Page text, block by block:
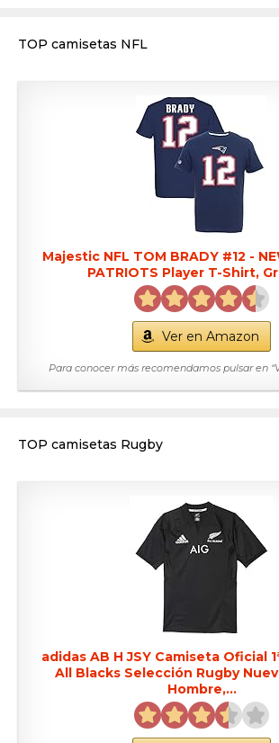
TOP camisetas NFL
Majestic NFL TOM BRADY #12 -
PATRIOTS Player T-Shirt,
Ver en Amazon
Para conocer más recomendamos pulsar en
TOP camisetas Rugby
adidas AB H JSY Camiseta Oficial
All Blacks Selección Rugby
Hombre,...